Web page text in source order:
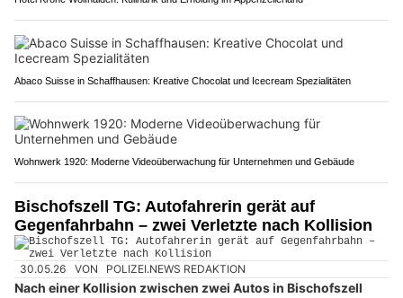
Abaco Suisse in Schaffhausen: Kreative Chocolat und Icecream Spezialitäten
Wohnwerk 1920: Moderne Videoüberwachung für Unternehmen und Gebäude
Bischofszell TG: Autofahrerin gerät auf
Gegenfahrbahn – zwei Verletzte nach Kollision
30.05.26 VON POLIZEI.NEWS REDAKTION
Nach einer Kollision zwischen zwei Autos in Bischofszell